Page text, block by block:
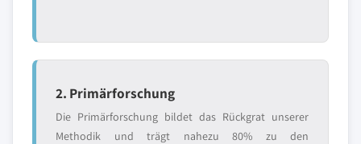
2. Primärforschung
Die Primärforschung bildet das Rückgrat unserer
Methodik und trägt nahezu 80% zu den